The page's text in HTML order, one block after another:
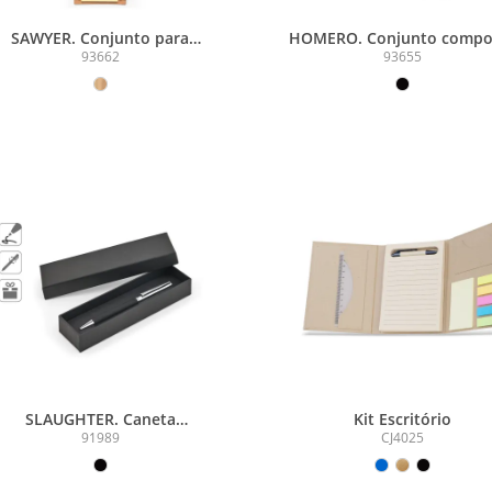
SAWYER. Conjunto para
escritório 3 em 1, em papel
100% reciclado, com parte
em formato redondo
93662
HOMERO. Conjunto
por um caderno A5 de
rígida e uma caneta
esferográfica em bambu
93655
SLAUGHTER. Caneta
em aço inox com
brilhante e escrita
preta Dokumental®
91989
Kit Escritório
CJ4025